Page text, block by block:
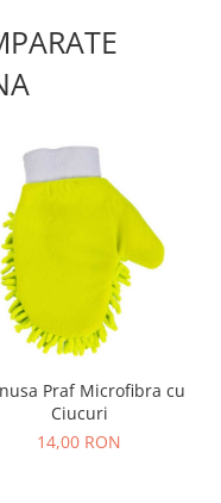
Praf Microfibra cu
Ciucuri
14,00 RON